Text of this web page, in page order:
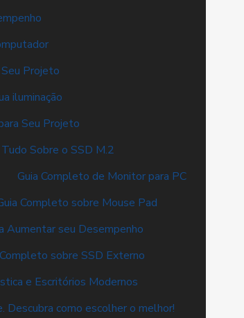
Projeto
iluminação
Seu Projeto
Sobre o SSD M.2
Guia Completo de Monitor para PC
Completo sobre Mouse Pad
Aumentar seu Desempenho
sobre SSD Externo
e Escritórios Modernos
Descubra como escolher o melhor!